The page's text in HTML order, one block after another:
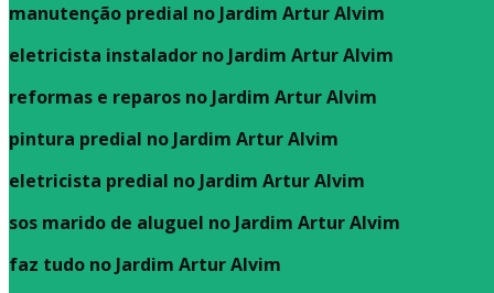
manutenção predial no Jardim Artur Alvim
eletricista instalador no Jardim Artur Alvim
reformas e reparos no Jardim Artur Alvim
pintura predial no Jardim Artur Alvim
eletricista predial no Jardim Artur Alvim
sos marido de aluguel no Jardim Artur Alvim
faz tudo no Jardim Artur Alvim